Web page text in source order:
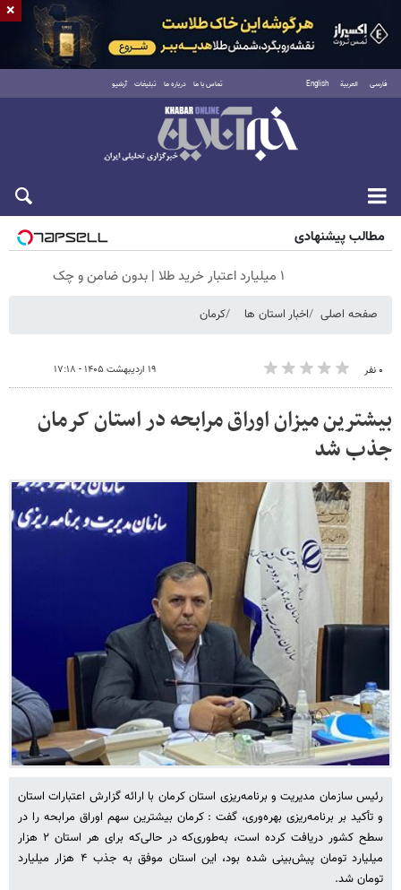
فارسی العربية English تماس با ما درباره ما تبلیغات آرشیو
جمعه ۱۶ مرداد ۱۴۰۵
مطالب پیشنهادی
۱ میلیارد اعتبار خرید طلا | بدون ضامن و چک
صفحه اصلی اخبار استان ها کرمان
۰ نفر ۱۹ اردیبهشت ۱۴۰۵ - ۱۷:۱۸
بیشترین میزان اوراق مرابحه در استان کرمان
جذب شد
رئیس سازمان مدیریت و برنامه‌ریزی استان کرمان با ارائه گزارش اعتبارات استان
و تأکید بر برنامه‌ریزی بهره‌وری، گفت : کرمان بیشترین سهم اوراق مرابحه را در
سطح کشور دریافت کرده است، به‌طوری‌که در حالی‌که برای هر استان ۲ هزار
میلیارد تومان پیش‌بینی شده بود، این استان موفق به جذب ۴ هزار میلیارد
تومان شد.
×